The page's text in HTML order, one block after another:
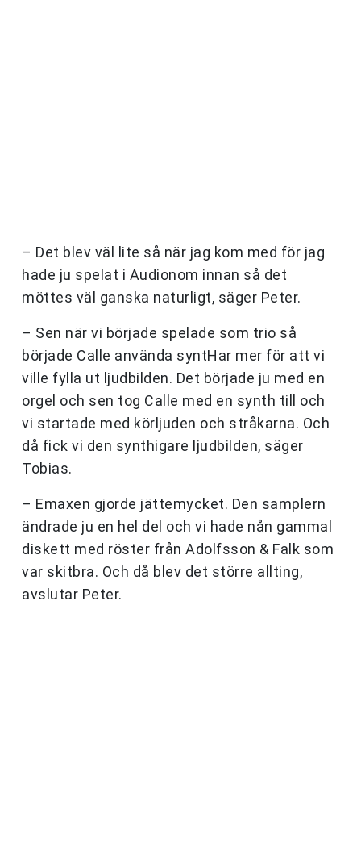
– Det blev väl lite så när jag kom med för jag
hade ju spelat i Audionom innan så det
möttes väl ganska naturligt, säger Peter.
– Sen när vi började spelade som trio så
började Calle använda syntHar mer för att vi
ville fylla ut ljudbilden. Det började ju med en
orgel och sen tog Calle med en synth till och
vi startade med körljuden och stråkarna. Och
då fick vi den synthigare ljudbilden, säger
Tobias.
– Emaxen gjorde jättemycket. Den samplern
ändrade ju en hel del och vi hade nån gammal
diskett med röster från Adolfsson & Falk som
var skitbra. Och då blev det större allting,
avslutar Peter.